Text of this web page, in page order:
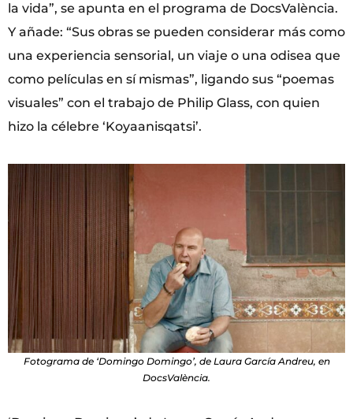
la vida”, se apunta en el programa de DocsValència.
Y añade: “Sus obras se pueden considerar más como
una experiencia sensorial, un viaje o una odisea que
como películas en sí mismas”, ligando sus “poemas
visuales” con el trabajo de Philip Glass, con quien
hizo la célebre ‘Koyaanisqatsi’.
Fotograma de ‘Domingo Domingo’, de Laura García Andreu, en
DocsValència.